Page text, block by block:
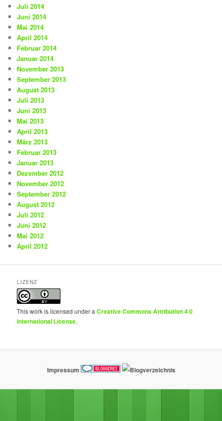
Juli 2014
Juni 2014
Mai 2014
April 2014
Februar 2014
Januar 2014
November 2013
September 2013
August 2013
Juli 2013
Juni 2013
Mai 2013
April 2013
März 2013
Februar 2013
Januar 2013
Dezember 2012
November 2012
September 2012
August 2012
Juli 2012
Juni 2012
Mai 2012
April 2012
LIZENZ
This work is licensed under aCreative Commons Attribution 4.0
International License.
Impressum